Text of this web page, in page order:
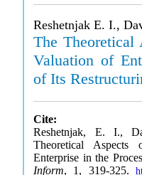
Reshetnjak E. I.,
The
Valuation of
of Its
Cite:
Reshetnjak, E. I.,
Theoretical
Enterprise in the
Inform, 1, 319-325.